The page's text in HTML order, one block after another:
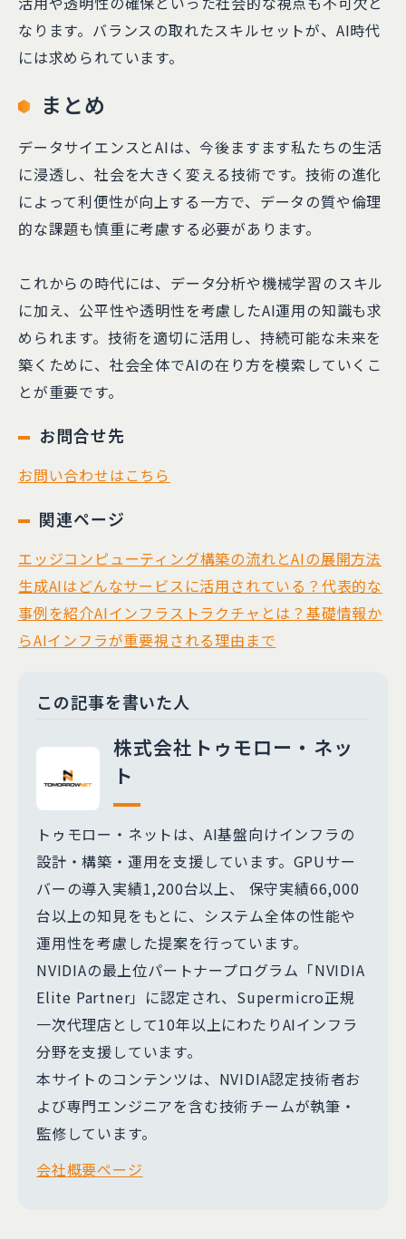
なります。バランスの取れたスキルセットが、AI時代
には求められています。
まとめ
データサイエンスとAIは、今後ますます私たちの生活
に浸透し、社会を大きく変える技術です。技術の進化
によって利便性が向上する一方で、データの質や倫理
的な課題も慎重に考慮する必要があります。
これからの時代には、データ分析や機械学習のスキル
に加え、公平性や透明性を考慮したAI運用の知識も求
められます。技術を適切に活用し、持続可能な未来を
築くために、社会全体でAIの在り方を模索していくこ
とが重要です。
お問合せ先
お問い合わせはこちら
関連ページ
エッジコンピューティング構築の流れとAIの展開方法
生成AIはどんなサービスに活用されている？代表的な
事例を紹介AIインフラストラクチャとは？基礎情報か
らAIインフラが重要視される理由まで
この記事を書いた人
株式会社トゥモロー・ネッ
ト
トゥモロー・ネットは、AI基盤向けインフラの
設計・構築・運用を支援しています。GPUサー
バーの導入実績1,200台以上、 保守実績66,000
台以上の知見をもとに、システム全体の性能や
運用性を考慮した提案を行っています。
NVIDIAの最上位パートナープログラム「NVIDIA
Elite Partner」に認定され、Supermicro正規
一次代理店として10年以上にわたりAIインフラ
分野を支援しています。
本サイトのコンテンツは、NVIDIA認定技術者お
よび専門エンジニアを含む技術チームが執筆・
監修しています。
会社概要ページ